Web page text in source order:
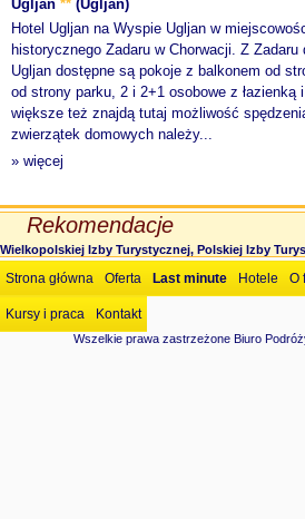
Ugljan ** (Ugljan)
Hotel Ugljan na Wyspie Ugljan w
historycznego Zadaru w Chorwacji. Z
Ugljan dostępne są pokoje z balkonem od
od strony parku, 2 i 2+1 osobowe z
większe też znajdą tutaj możliwość
zwierzątek domowych należy...
» więcej
Rekomendacje
Wielkopolskiej Izby Turystycznej, Polskiej Izby
Strona główna Oferta Last minute Hotele O
Kursy i praca Kontakt
Wszelkie prawa zastrzeżone Biuro